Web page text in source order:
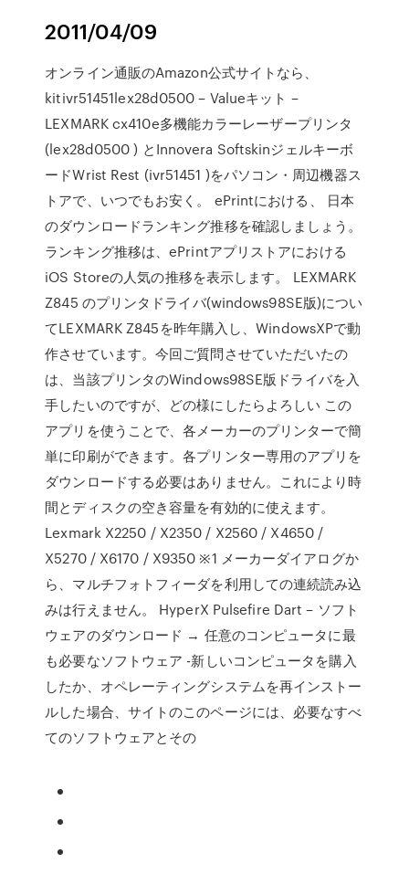
2011/04/09
オンライン通販のAmazon公式サイトなら、
kitivr51451lex28d0500 – Valueキット –
LEXMARK cx410e多機能カラーレーザープリンタ
(lex28d0500 ) とInnovera Softskinジェルキーボ
ードWrist Rest (ivr51451 )をパソコン・周辺機器ス
トアで、いつでもお安く。 ePrintにおける、 日本
のダウンロードランキング推移を確認しましょう。
ランキング推移は、ePrintアプリストアにおける
iOS Storeの人気の推移を表示します。 LEXMARK
Z845 のプリンタドライバ(windows98SE版)につい
てLEXMARK Z845を昨年購入し、WindowsXPで動
作させています。今回ご質問させていただいたの
は、当該プリンタのWindows98SE版ドライバを入
手したいのですが、どの様にしたらよろしい この
アプリを使うことで、各メーカーのプリンターで簡
単に印刷ができます。各プリンター専用のアプリを
ダウンロードする必要はありません。これにより時
間とディスクの空き容量を有効的に使えます。
Lexmark X2250 / X2350 / X2560 / X4650 /
X5270 / X6170 / X9350 ※1 メーカーダイアログか
ら、マルチフォトフィーダを利用しての連続読み込
みは行えません。 HyperX Pulsefire Dart – ソフト
ウェアのダウンロード → 任意のコンピュータに最
も必要なソフトウェア -新しいコンピュータを購入
したか、オペレーティングシステムを再インストー
ルした場合、サイトのこのページには、必要なすべ
てのソフトウェアとその